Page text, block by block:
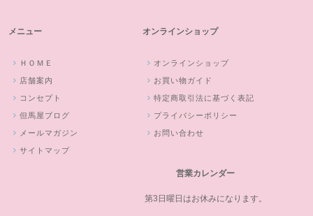
メニュー
ＨＯＭＥ
店舗案内
コンセプト
但馬屋ブログ
メールマガジン
サイトマップ
オンラインショップ
オンラインショップ
お買い物ガイド
特定商取引法に基づく表記
プライバシーポリシー
お問い合わせ
営業カレンダー
第3日曜日はお休みになります。